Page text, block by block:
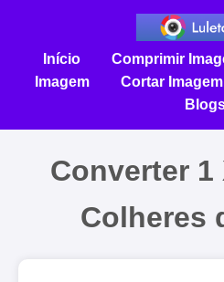
Início Comprimir
Imagem
Cortar Imagem
Converter 1
Colheres